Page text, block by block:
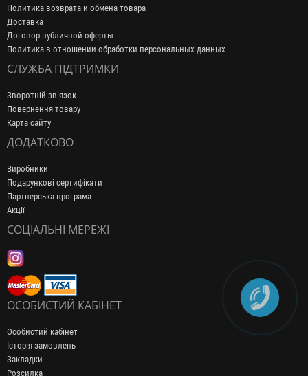
Политика возврата и обмена товара
Доставка
Договор публичной оферты
Политика в отношении обработки персональных данных
СЛУЖБА ПІДТРИМКИ
Зворотній зв’язок
Повернення товару
Карта сайту
ДОДАТКОВО
Виробники
Подарункові сертифікати
Партнерська програма
Акції
СОЦІАЛЬНІ МЕРЕЖІ
ОСОБИСТИЙ КАБІНЕТ
Особистий кабінет
Історія замовлень
Закладки
Розсилка